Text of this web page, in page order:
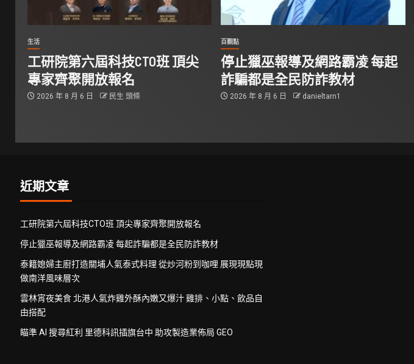
生活
工研院第六屆科技CTO班 頂尖
專家齊聚開放報名
2026 年 8 月 6 日 民生 頭條
百觀點
停止獵巫報導及網路霸凌 每起
詐騙都是全民防詐教材
2026 年 8 月 6 日 danieltarn1
近期文章
工研院第六屆科技CTO班 頂尖專家齊聚開放報名
停止獵巫報導及網路霸凌 每起詐騙都是全民防詐教材
泰籍媳婦主廚打造關埔人氣泰式料理 從炒河粉到咖哩 展現現點現
做南洋風味層次
雲林宵夜美食 北港人氣炸雞外酥內嫩又爆汁 雞排、小點、飲品自
由搭配
瞄準 AI 搜尋紅利 里德科訊插旗台中 助攻製造業佈局 GEO